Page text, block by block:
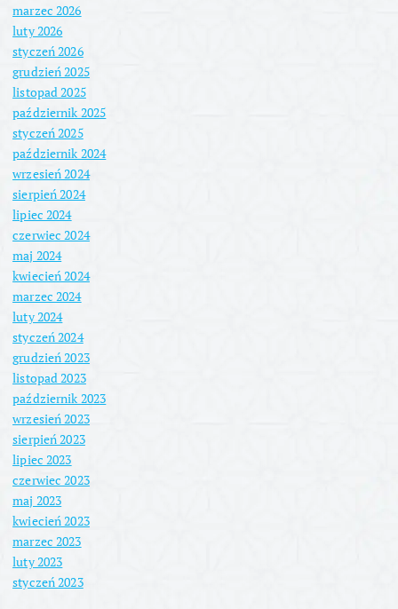
marzec 2026
luty 2026
styczeń 2026
grudzień 2025
listopad 2025
październik 2025
styczeń 2025
październik 2024
wrzesień 2024
sierpień 2024
lipiec 2024
czerwiec 2024
maj 2024
kwiecień 2024
marzec 2024
luty 2024
styczeń 2024
grudzień 2023
listopad 2023
październik 2023
wrzesień 2023
sierpień 2023
lipiec 2023
czerwiec 2023
maj 2023
kwiecień 2023
marzec 2023
luty 2023
styczeń 2023